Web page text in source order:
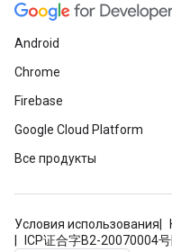
Android
Chrome
Firebase
Google Cloud Platform
Все продукты
Условия использования
ICP证合字B2-20070004号